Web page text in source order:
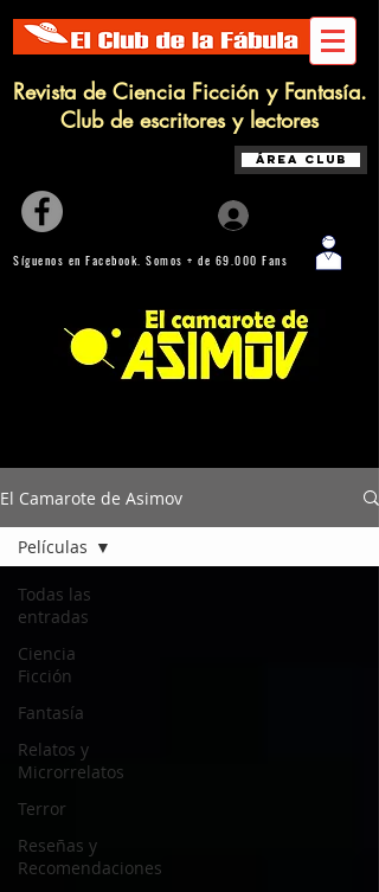
Revista de Ciencia Ficción y Fantasía.
Club de escritores y lectores
Área Club
Síguenos en Facebook. Somos + de 69.000 Fans
El Camarote de Asimov
Todas las
entradas
Ciencia
Ficción
Fantasía
Relatos y
Microrrelatos
Terror
Reseñas y
Recomendaciones
Películas